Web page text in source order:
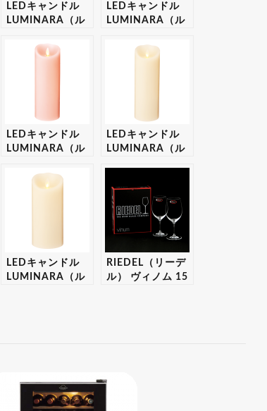
LEDキャンドル
LUMINARA（ル
ー3×4 【ギフ
LEDキャンドル
LUMINARA（ル
ク ピラー
3.5×7 ギフトボ
LEDキャンドル
LUMINARA（ル
ク ピラー4×9
ギフトボックス入
LEDキャンドル
LUMINARA（ル
3.5×7 ギフトボ
ックス入り 【ギ
フト・プレゼント
対応可】
LEDキャンドル
LUMINARA（ル
RIEDEL（リーデ
ル） ヴィノム 15